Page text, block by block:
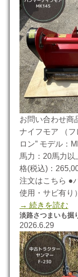
お問い合わせ商
ナイフモア （
ロン” モデル：
馬力：20馬力以
格(税込)：
注文はこちら ●
使用・サビ有
→ 続きを読む
淡路さつまいも掘
2026.6.29